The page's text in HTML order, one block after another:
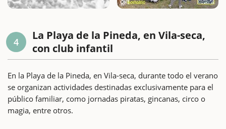
4
La Playa de la Pineda, en Vila-seca,
con club infantil
En la Playa de la Pineda, en Vila-seca, durante todo el verano
se organizan actividades destinadas exclusivamente para el
público familiar, como jornadas piratas, gincanas, circo o
magia, entre otros.